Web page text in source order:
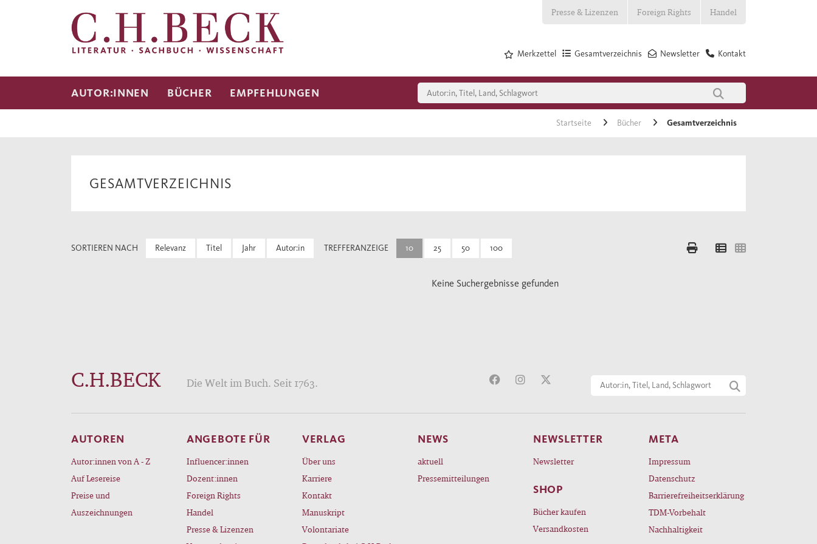
Presse & Lizenzen Foreign Rights Handel
Kontakt
Newsletter
Gesamtverzeichnis
Merkzettel
AUTOR:INNEN BÜCHER EMPFEHLUNGEN
Startseite Bücher Gesamtverzeichnis
GESAMTVERZEICHNIS
SORTIEREN NACH Relevanz Titel Jahr Autor:in TREFFERANZEIGE 10 25 50 100
Keine Suchergebnisse gefunden
C.H.BECK Die Welt im Buch. Seit 1763.
AUTOREN
Autor:innen von A - Z
Auf Lesereise
Preise und
Auszeichnungen
ANGEBOTE FÜR
Influencer:innen
Dozent:innen
Foreign Rights
Handel
Presse & Lizenzen
VERLAG
Über uns
Karriere
Kontakt
Manuskript
Volontariate
NEWS
aktuell
Pressemitteilungen
NEWSLETTER
Newsletter
SHOP
Bücher kaufen
Versandkosten
META
Impressum
Datenschutz
Barrierefreiheitserklärung
TDM-Vorbehalt
Nachhaltigkeit